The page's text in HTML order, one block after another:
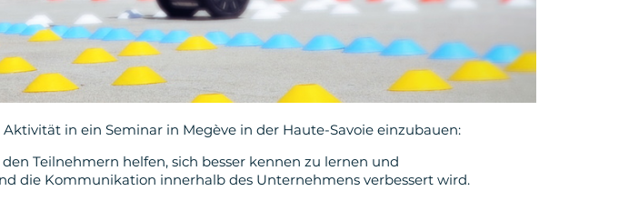
in ein Seminar in Megève in der Haute-Savoie einzubauen:
Teilnehmern helfen, sich besser kennen zu lernen und
die Kommunikation innerhalb des Unternehmens verbessert wird.